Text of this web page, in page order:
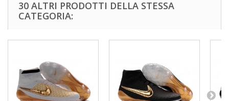
30 ALTRI PRODOTTI DELLA STESSA
CATEGORIA: